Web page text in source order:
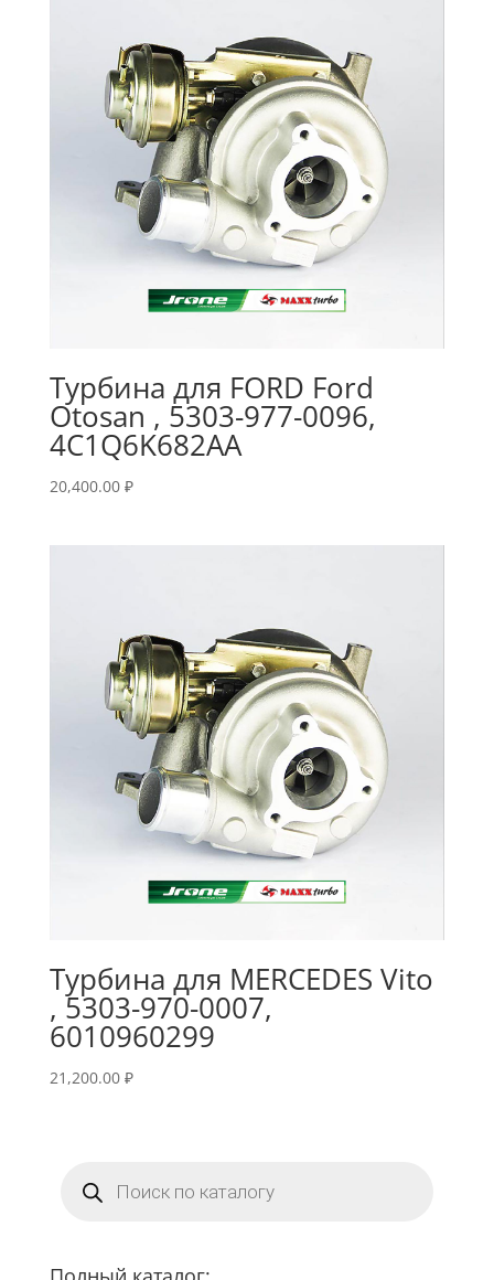
Турбина для FORD Ford
Otosan , 5303-977-0096,
4C1Q6K682AA
20,400.00 ₽
Турбина для MERCEDES Vito
, 5303-970-0007,
6010960299
21,200.00 ₽
товаров